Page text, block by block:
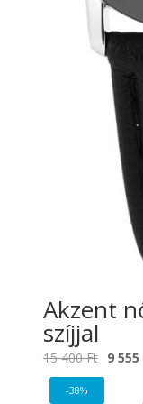
Akzent
szíjjal
15 400Ft
price
was:
9 555
-38%